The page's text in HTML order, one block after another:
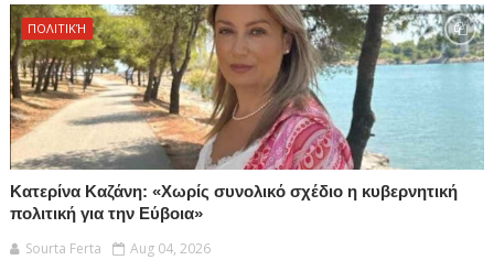
ΠΟΛΙΤΙΚΉ
Κατερίνα Καζάνη: «Χωρίς συνολικό σχέδιο η κυβερνητική
πολιτική για την Εύβοια»
Sourta Ferta
Aug 04, 2026